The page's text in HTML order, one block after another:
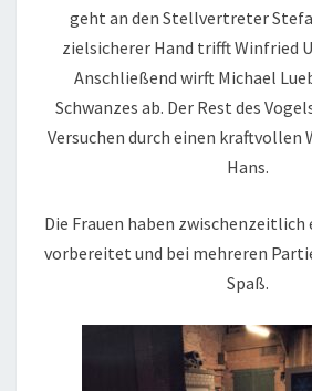
geht an den Stellvertreter
zielsicherer Hand trifft Winfried
Anschließend wirft Michael
Schwanzes ab. Der Rest des
Versuchen durch einen kraftvollen
Hans.
Die Frauen haben zwischenzeitlich
vorbereitet und bei mehreren
Spaß.